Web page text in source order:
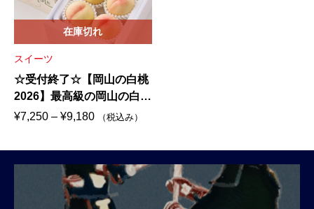
スイーツ
☆受付終了☆【岡山の白桃
2026】最高級の岡山の白桃
７月上旬から8月上旬頃に
¥7,250 – ¥9,180価
帯
:
¥
7
（税込み）
在庫切れ